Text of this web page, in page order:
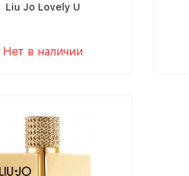
Liu Jo Lovely U
Нет в наличии